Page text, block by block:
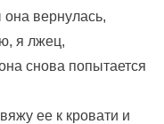
она вернулась,
я лжец,
снова попытается
ее к кровати и